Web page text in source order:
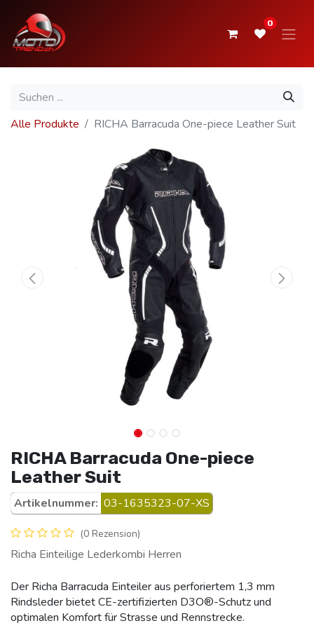
0
Alle Produkte RICHA Barracuda One-piece Leather Suit
RICHA Barracuda One-piece
Leather Suit
Artikelnummer: 03-1635323-07-XS
(0 Rezension)
Richa Einteilige Lederkombi Herren
Der Richa Barracuda Einteiler aus perforiertem 1,3 mm
Rindsleder bietet CE-zertifizierten D3O®-Schutz und
optimalen Komfort für Strasse und Rennstrecke.